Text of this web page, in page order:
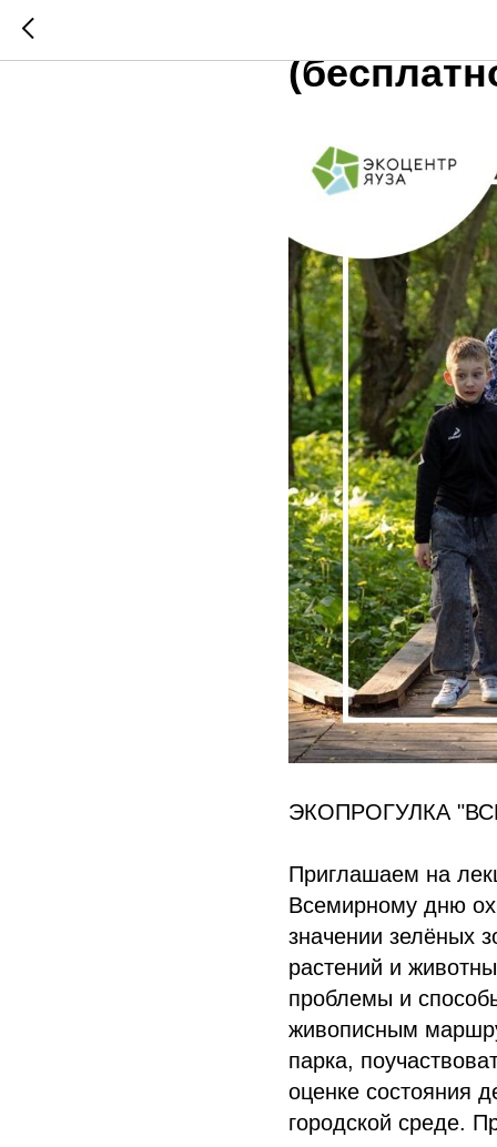
ЭКОПРОГУЛКА
Приглашаем на
Всемирному дню
значении зелёных
растений и
проблемы и
живописным
парка,
оценке состояния
городской среде.